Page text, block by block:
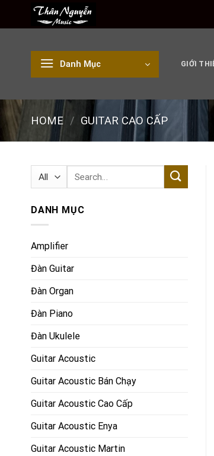
Danh Mục GIỚI
HOME / GUITAR CAO CẤP
Search
DANH MỤC
Amplifier
Đàn Guitar
Đàn Organ
Đàn Piano
Đàn Ukulele
Guitar Acoustic
Guitar Acoustic Bán Chạy
Guitar Acoustic Cao Cấp
Guitar Acoustic Enya
Guitar Acoustic Martin